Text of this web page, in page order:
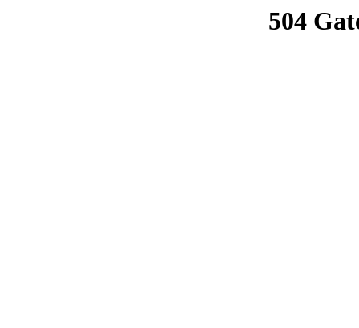
504